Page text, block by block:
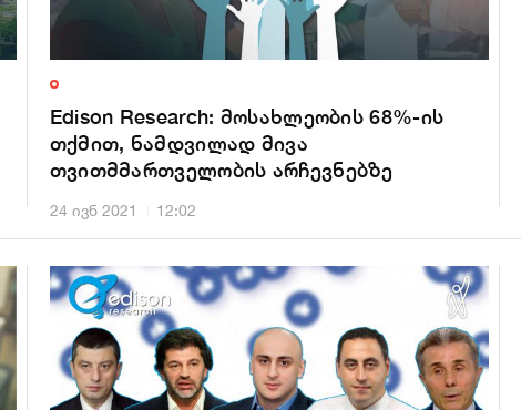
Edison Research: მოსახლეობის 68%-ის
თქმით, ნამდვილად მივა
თვითმმართველობის არჩევნებზე
24 ივნ 2021 12:02